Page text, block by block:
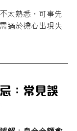
太熟悉，可事先
過於擔心出現失
：常見誤